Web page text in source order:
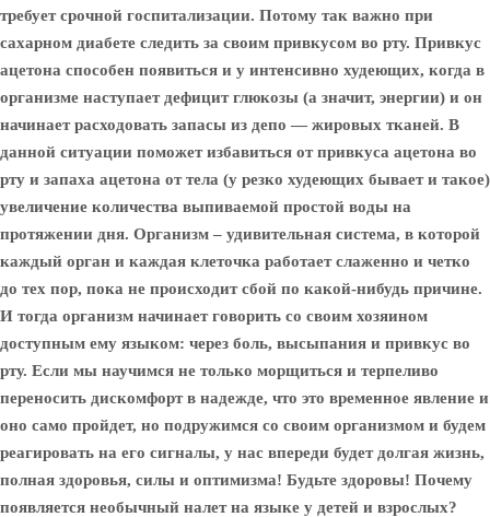
требует срочной госпитализации. Потому так важно при
сахарном диабете следить за своим привкусом во рту. Привкус
ацетона способен появиться и у интенсивно худеющих, когда в
организме наступает дефицит глюкозы (а значит, энергии) и он
начинает расходовать запасы из депо — жировых тканей. В
данной ситуации поможет избавиться от привкуса ацетона во
рту и запаха ацетона от тела (у резко худеющих бывает и такое)
увеличение количества выпиваемой простой воды на
протяжении дня. Организм – удивительная система, в которой
каждый орган и каждая клеточка работает слаженно и четко
до тех пор, пока не происходит сбой по какой-нибудь причине.
И тогда организм начинает говорить со своим хозяином
доступным ему языком: через боль, высыпания и привкус во
рту. Если мы научимся не только морщиться и терпеливо
переносить дискомфорт в надежде, что это временное явление и
оно само пройдет, но подружимся со своим организмом и будем
реагировать на его сигналы, у нас впереди будет долгая жизнь,
полная здоровья, силы и оптимизма! Будьте здоровы! Почему
появляется необычный налет на языке у детей и взрослых?